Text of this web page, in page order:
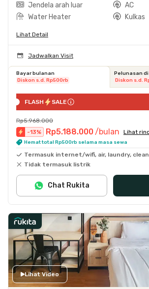
Jendela arah luar
AC
Water Heater
Kulkas
Lihat Detail
Jadwalkan Visit
Bayar bulanan
Diskon s.d. Rp500rb
Pelunasan di
Diskon s.d.
FLASH SALE
Rp5.968.000
-13% Rp5.188.000 /bulan Lihat
Hemat total Rp500rb selama masa sewa
Termasuk internet/wifi, air, laundry,
Tidak termasuk listrik
Chat Rukita
Lihat Video